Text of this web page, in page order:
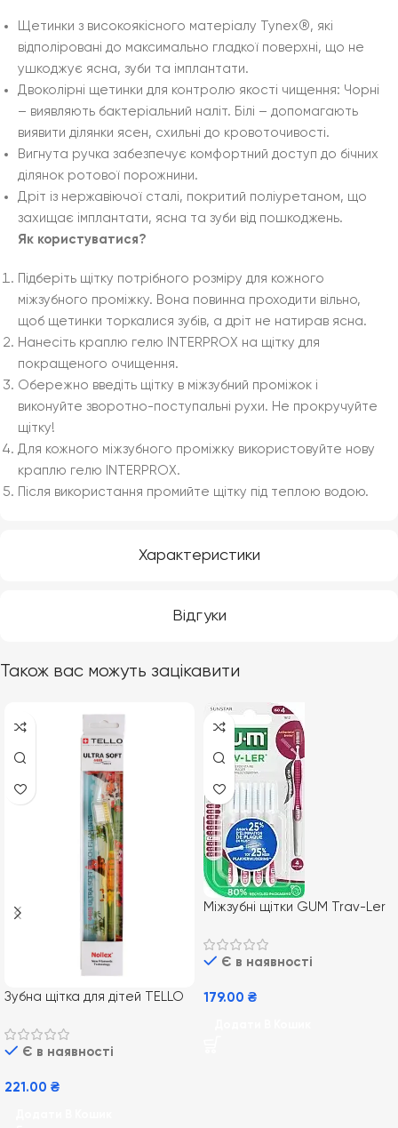
Характеристики
Відгуки
Щетинки з високоякісного матеріалу Tynex®, які
відполіровані до максимально гладкої поверхні, що не
ушкоджує ясна, зуби та імплантати.
Двоколірні щетинки для контролю якості чищення: Чорні
– виявляють бактеріальний наліт. Білі – допомагають
виявити ділянки ясен, схильні до кровоточивості.
Вигнута ручка забезпечує комфортний доступ до бічних
ділянок ротової порожнини.
Дріт із нержавіючої сталі, покритий поліуретаном, що
захищає імплантати, ясна та зуби від пошкоджень.
Як користуватися?
Підберіть щітку потрібного розміру для кожного
міжзубного проміжку. Вона повинна проходити вільно,
щоб щетинки торкалися зубів, а дріт не натирав ясна.
Нанесіть краплю гелю INTERPROX на щітку для
покращеного очищення.
Обережно введіть щітку в міжзубний проміжок і
виконуйте зворотно-поступальні рухи. Не прокручуйте
щітку!
Для кожного міжзубного проміжку використовуйте нову
краплю гелю INTERPROX.
Після використання промийте щітку під теплою водою.
Також вас можуть зацікавити
Зубна щітка для дітей TELLO
років
Є в наявності
221.00 ₴
Міжзубні щітки GUM Trav-Ler
очищення та догляду за
яснами 4шт
Є в наявності
179.00 ₴